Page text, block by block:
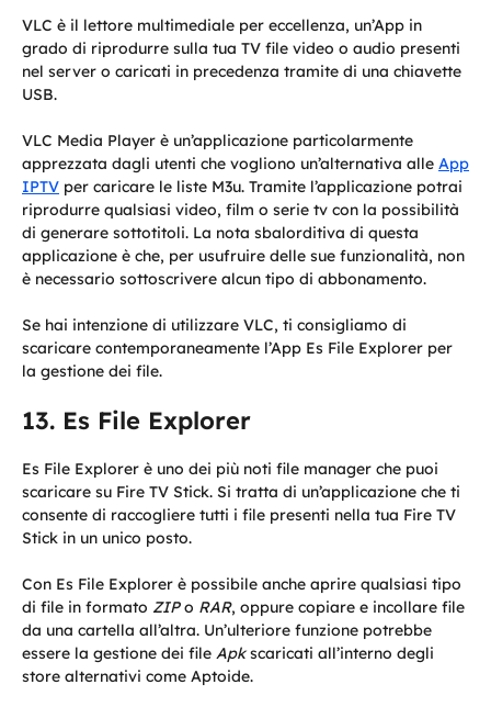
VLC è il lettore multimediale per eccellenza, un’App in
grado di riprodurre sulla tua TV file video o audio presenti
nel server o caricati in precedenza tramite di una chiavette
USB.
VLC Media Player è un’applicazione particolarmente
apprezzata dagli utenti che vogliono un’alternativa alle App
IPTV per caricare le liste M3u. Tramite l’applicazione potrai
riprodurre qualsiasi video, film o serie tv con la possibilità
di generare sottotitoli. La nota sbalorditiva di questa
applicazione è che, per usufruire delle sue funzionalità, non
è necessario sottoscrivere alcun tipo di abbonamento.
Se hai intenzione di utilizzare VLC, ti consigliamo di
scaricare contemporaneamente l’App Es File Explorer per
la gestione dei file.
Es File Explorer
Es File Explorer è uno dei più noti file manager che puoi
scaricare su Fire TV Stick. Si tratta di un’applicazione che ti
consente di raccogliere tutti i file presenti nella tua Fire TV
Stick in un unico posto.
Con Es File Explorer è possibile anche aprire qualsiasi tipo
di file in formato ZIPo RAR, oppure copiare e incollare file
da una cartella all’altra. Un’ulteriore funzione potrebbe
essere la gestione dei file Apkscaricati all’interno degli
store alternativi come Aptoide.